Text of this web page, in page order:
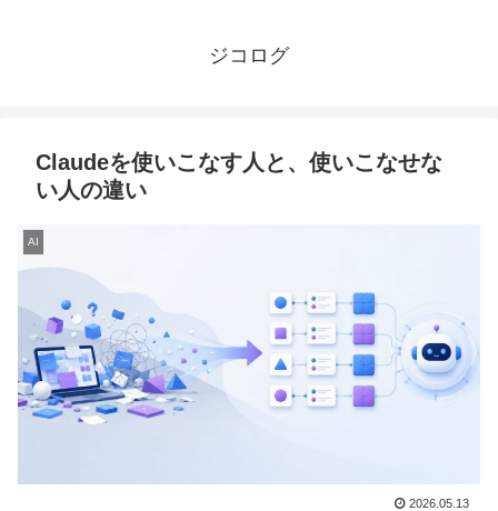
ジコログ
Claudeを使いこなす人と、使いこなせな
い人の違い
AI
2026.05.13